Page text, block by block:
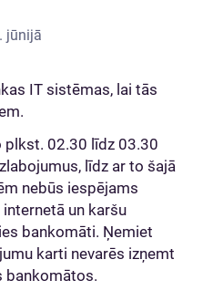
jūnijā
IT sistēmas, lai tās
plkst. 02.30 līdz 03.30
līdz ar to šajā
nebūs iespējams
un karšu
bankomāti. Ņemiet
karti nevarēs izņemt
bankomātos.